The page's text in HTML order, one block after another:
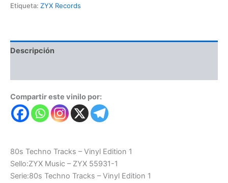
Etiqueta: ZYX Records
Descripción
Compartir este vinilo por:
80s Techno Tracks – Vinyl Edition 1
Sello:ZYX Music – ZYX 55931-1
Serie:80s Techno Tracks – Vinyl Edition 1